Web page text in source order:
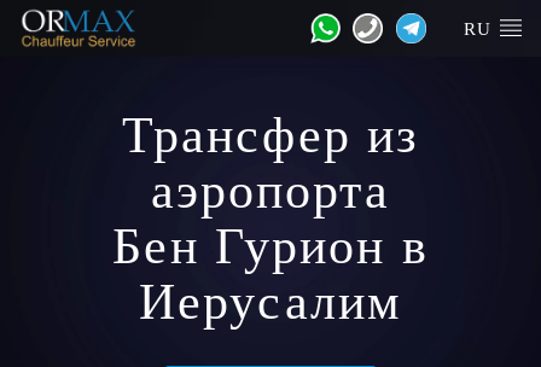
RU
Трансфер из
аэропорта
Бен Гурион в
Иерусалим